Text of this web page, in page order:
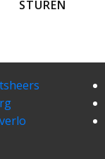
STUREN